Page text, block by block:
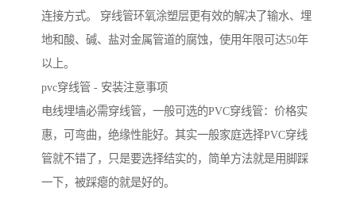
连接方式。 穿线管环氧涂塑层更有效的解决了输水、埋
地和酸、碱、盐对金属管道的腐蚀，使用年限可达50年
以上。
pvc穿线管 - 安装注意事项
电线埋墙必需穿线管，一般可选的PVC穿线管：价格实
惠，可弯曲，绝缘性能好。其实一般家庭选择PVC穿线
管就不错了，只是要选择结实的，简单方法就是用脚踩
一下，被踩瘪的就是好的。